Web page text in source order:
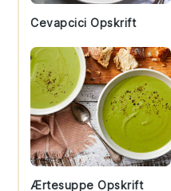
Cevapcici Opskrift
Ærtesuppe Opskrift